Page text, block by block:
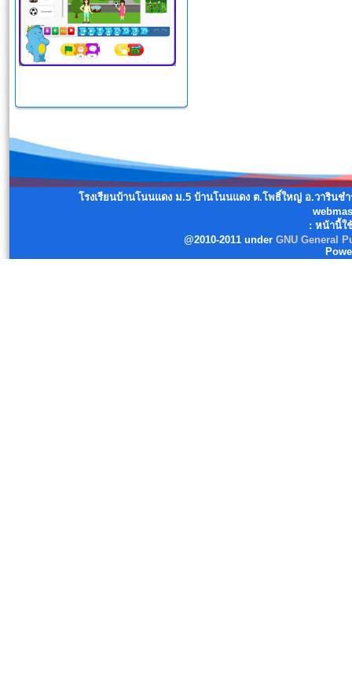
โรงเรียนบ้านโนนแดง ม.5 บ้านโนนแดง ต.โพธิ์ใหญ่ อ.วารินช
: หน้านี้ใ
@2010-2011 under GNU General